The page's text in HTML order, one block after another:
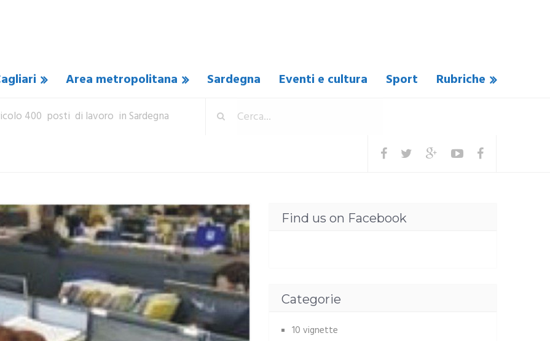
Area metropolitana Sardegna Eventi e cultura Sport Rubriche
400 posti di lavoro in Sardegna
Find us on Facebook
Categorie
10 vignette